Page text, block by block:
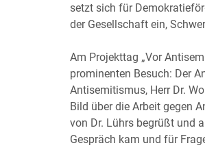
setzt sich für
der Gesellschaft ein,
Am Projekttag „Vor
prominenten Besuch: Der
Antisemitismus, Herr Dr.
Bild über die Arbeit gegen
von Dr. Lührs begrüßt und
Gespräch kam und für